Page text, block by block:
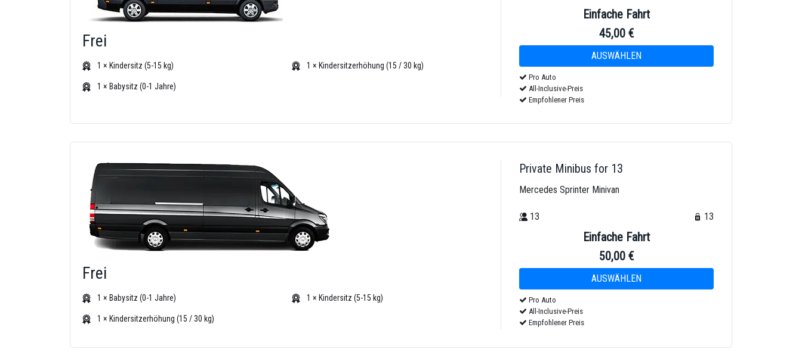
Frei
1 × Kindersitz (5-15 kg) 1 × Kindersitzerhöhung (15 / 30 kg)
1 × Babysitz (0-1 Jahre)
Einfache Fahrt
45,00 €
Pro Auto
All-Inclusive-Preis
Empfohlener Preis
Frei
1 × Babysitz (0-1 Jahre) 1 × Kindersitz (5-15 kg)
1 × Kindersitzerhöhung (15 / 30 kg)
Private Minibus for 13
Mercedes Sprinter Minivan
13 13
Einfache Fahrt
50,00 €
Pro Auto
All-Inclusive-Preis
Empfohlener Preis